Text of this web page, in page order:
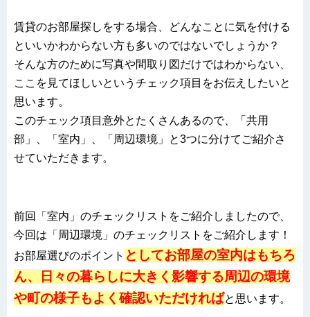
賃貸のお部屋探しをする場合、どんなことに気を付ける
といいかわからない方も多いのではないでしょうか？
そんな方のために写真や間取り図だけではわからない、
ここを見てほしいというチェック項目をお伝えしたいと
思います。
このチェック項目意外とたくさんあるので、「共用
部」、「室内」、「周辺環境」と3つに分けてご紹介さ
せていただきます。
前回「室内」のチェックリストをご紹介しましたので、
今回は「周辺環境」のチェックリストをご紹介します！
お部屋選びのポイント としてお部屋の室内はもちろ
ん、日々の暮らしに大きく影響する周辺の環境
や町の様子もよく確認いただければと思います。